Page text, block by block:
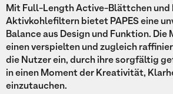
Mit Full-Length Active-Blättchen und
Aktivkohlefiltern bietet PAPES eine
Balance aus Design und Funktion. Die
einen verspielten und zugleich
die Nutzer ein, durch ihre sorgfältig
in einen Moment der Kreativität,
einzutauchen.